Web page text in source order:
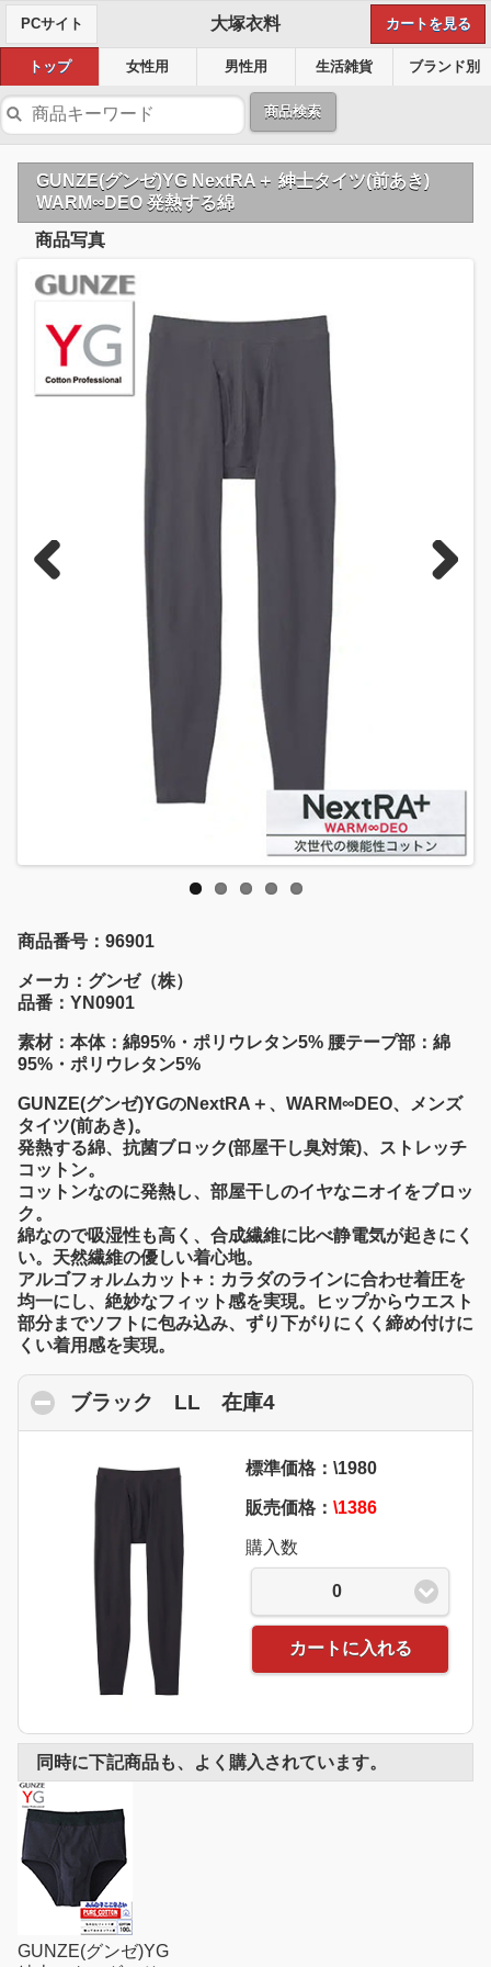
PCサイト 大塚衣料 カートを見る
トップ 女性用 男性用 生活雑貨 ブランド別
商品検索
GUNZE(グンゼ)YG NextRA＋ 紳士タイツ(前あき)
WARM∞DEO 発熱する綿
商品写真
商品番号：96901
メーカ：グンゼ（株）
品番：YN0901
素材：本体：綿95%・ポリウレタン5% 腰テープ部：綿
95%・ポリウレタン5%
GUNZE(グンゼ)YGのNextRA＋、WARM∞DEO、メンズ
タイツ(前あき)。
発熱する綿、抗菌ブロック(部屋干し臭対策)、ストレッチ
コットン。
コットンなのに発熱し、部屋干しのイヤなニオイをブロッ
ク。
綿なので吸湿性も高く、合成繊維に比べ静電気が起きにく
い。天然繊維の優しい着心地。
アルゴフォルムカット+：カラダのラインに合わせ着圧を
均一にし、絶妙なフィット感を実現。ヒップからウエスト
部分までソフトに包み込み、ずり下がりにくく締め付けに
くい着用感を実現。
ブラック LL 在庫4click to collapse
標準価格：\1980
販売価格： \1386
購入数
0
カートに入れる
同時に下記商品も、よく購入されています。
GUNZE(グンゼ)YG